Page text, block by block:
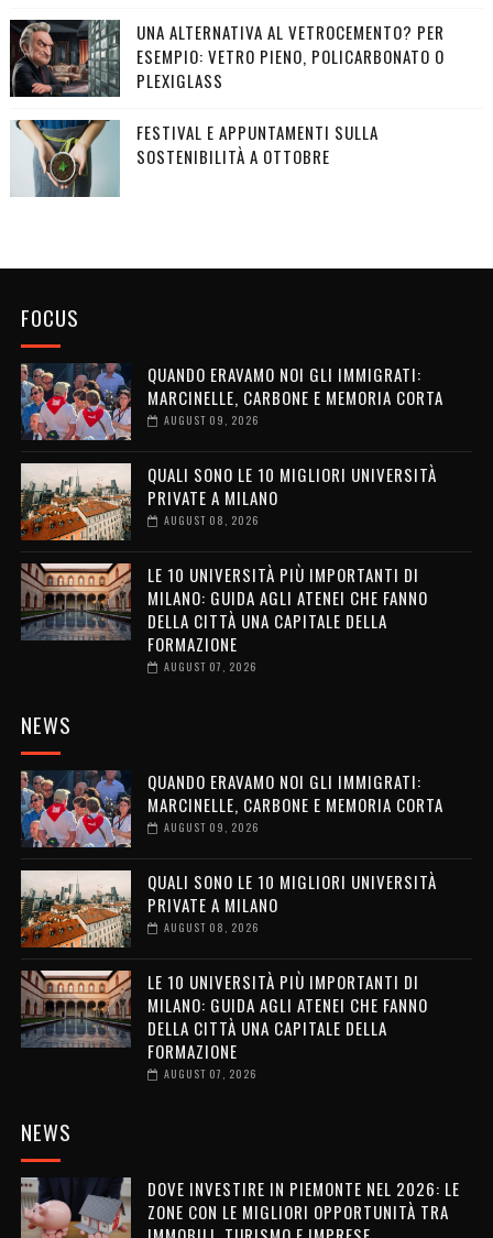
UNA ALTERNATIVA AL VETROCEMENTO? PER
ESEMPIO: VETRO PIENO, POLICARBONATO O
PLEXIGLASS
FESTIVAL E APPUNTAMENTI SULLA
SOSTENIBILITÀ A OTTOBRE
FOCUS
QUANDO ERAVAMO NOI GLI IMMIGRATI:
MARCINELLE, CARBONE E MEMORIA CORTA
AUGUST 09, 2026
QUALI SONO LE 10 MIGLIORI UNIVERSITÀ
PRIVATE A MILANO
AUGUST 08, 2026
LE 10 UNIVERSITÀ PIÙ IMPORTANTI DI
MILANO: GUIDA AGLI ATENEI CHE FANNO
DELLA CITTÀ UNA CAPITALE DELLA
FORMAZIONE
AUGUST 07, 2026
NEWS
QUANDO ERAVAMO NOI GLI IMMIGRATI:
MARCINELLE, CARBONE E MEMORIA CORTA
AUGUST 09, 2026
QUALI SONO LE 10 MIGLIORI UNIVERSITÀ
PRIVATE A MILANO
AUGUST 08, 2026
LE 10 UNIVERSITÀ PIÙ IMPORTANTI DI
MILANO: GUIDA AGLI ATENEI CHE FANNO
DELLA CITTÀ UNA CAPITALE DELLA
FORMAZIONE
AUGUST 07, 2026
NEWS
DOVE INVESTIRE IN PIEMONTE NEL 2026: LE
ZONE CON LE MIGLIORI OPPORTUNITÀ TRA